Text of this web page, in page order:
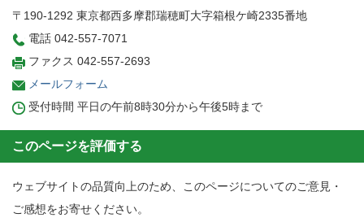
〒190-1292 東京都西多摩郡瑞穂町大字箱根ケ崎2335番地
電話 042-557-7071
ファクス 042-557-2693
メールフォーム
受付時間 平日の午前8時30分から午後5時まで
このページを評価する
ウェブサイトの品質向上のため、このページについてのご意見・
ご感想をお寄せください。